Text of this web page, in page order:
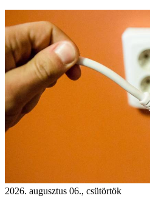
2026. augusztus 06., csütörtök